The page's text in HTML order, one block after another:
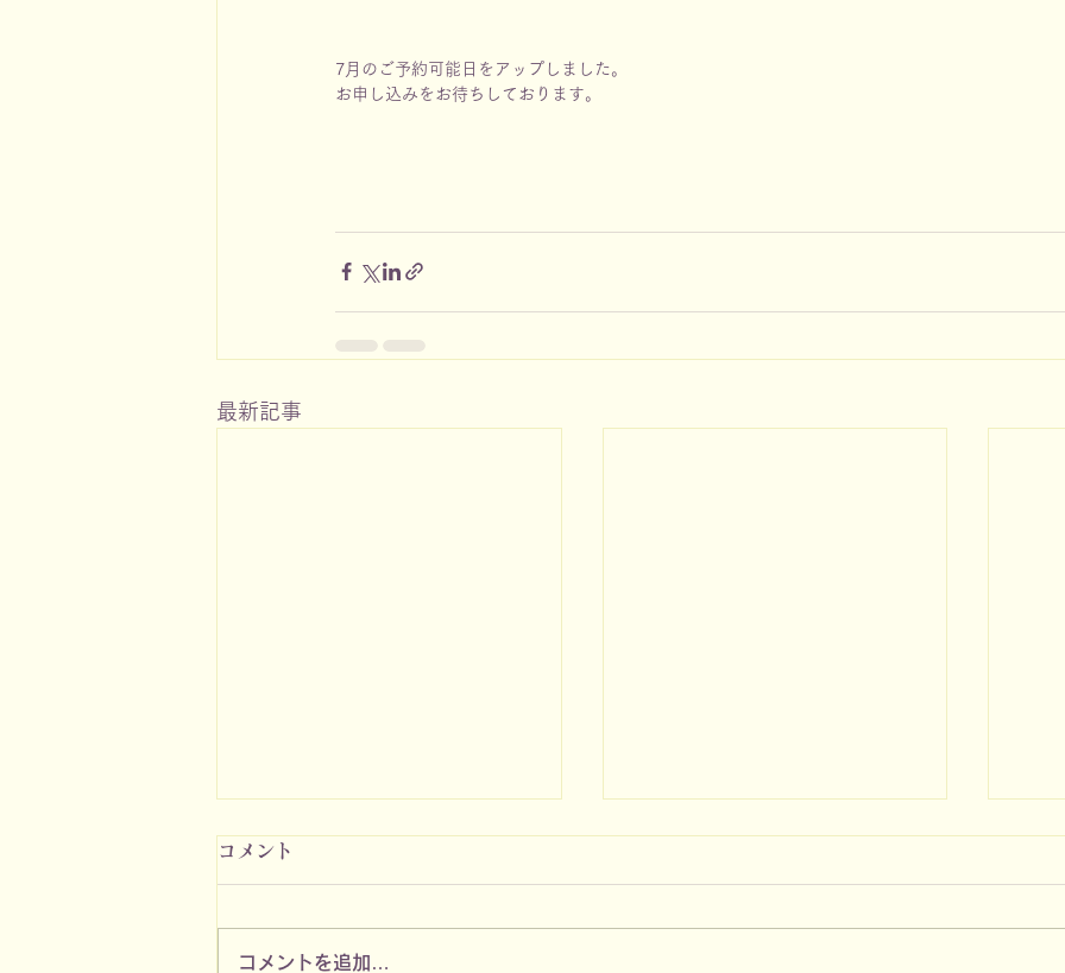
7月のご予約可能日をアップしました。
お申し込みをお待ちしております。
最新記事
コメント
コメントを追加…